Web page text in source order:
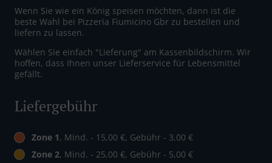
Wenn Sie wie ein König speisen möchten, dann ist die
beste Wahl bei Pizzeria Fiumicino Gbr zu bestellen und
liefern zu lassen.
Wählen Sie einfach "Lieferung" am Kassenbildschirm. Wir
hoffen, dass Ihnen unser Lieferservice für Lebensmittel
gefällt.
Liefergebühr
Zone 1, Mind. - 15,00 €, Gebühr - 3,00 €
Zone 2, Mind. - 25,00 €, Gebühr - 5,00 €